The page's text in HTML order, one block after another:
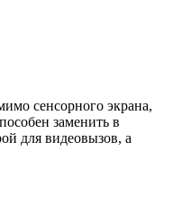
сенсорного экрана,
заменить в
для видеовызов, а